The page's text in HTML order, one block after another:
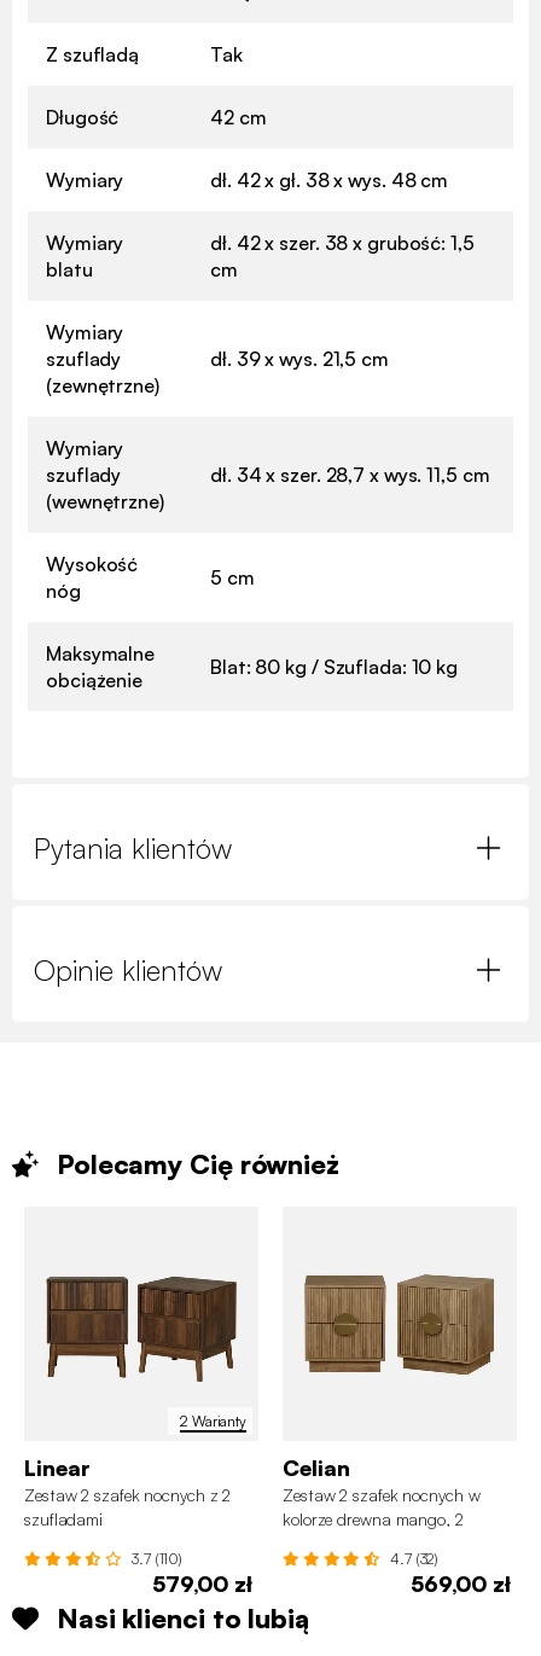
Z szufladą Tak
Długość 42 cm
Wymiary dł. 42 x gł. 38 x wys. 48 cm
Wymiary
blatu
dł. 42 x szer. 38 x grubość: 1,5
cm
Wymiary
szuflady
(zewnętrzne)
dł. 39 x wys. 21,5 cm
Wymiary
szuflady
(wewnętrzne)
dł. 34 x szer. 28,7 x wys. 11,5 cm
Wysokość
nóg
5 cm
Maksymalne
obciążenie
Blat: 80 kg / Szuflada: 10 kg
Pytania klientów
Opinie klientów
Polecamy Cię również
2 Warianty
Linear
Zestaw 2 szafek nocnych z 2
szufladami
3.7 (110)
579,00 zł
Celian
Zestaw 2 szafek nocnych w
kolorze drewna mango, 2
4.7 (32)
569,00 zł
Nasi klienci to lubią